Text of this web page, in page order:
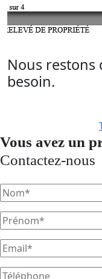
Nous restons
besoin.
Vous avez un
Contactez-nous